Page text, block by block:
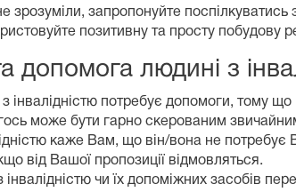
запропонуйте
позитивну та просту
допомога людині з
інвалідністю потребує допомоги, тому
може бути гарно скерованим
каже Вам, що він/вона не
від Вашої пропозиції відмовляться.
чи їх допоміжних засобів